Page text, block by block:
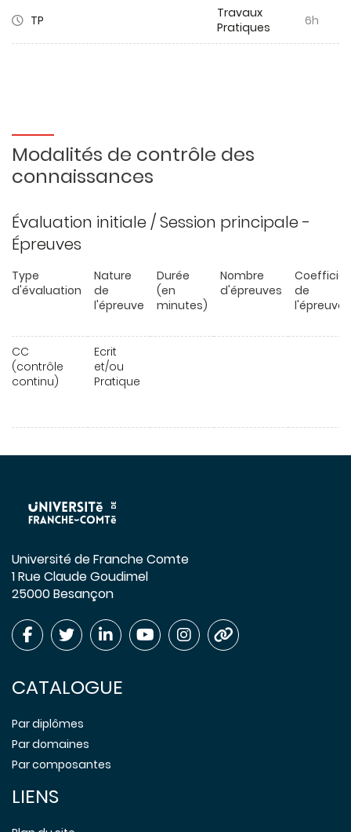
TP
Travaux
Pratiques
6h
Modalités de contrôle des
connaissances
Évaluation initiale / Session principale -
Épreuves
Type
d'évaluation
Nature
de
l'épreuve
Durée
(en
minutes)
Nombre
d'épreuves
de
l'épreuve
CC
(contrôle
continu)
Ecrit
et/ou
Pratique
Université de Franche Comte
1 Rue Claude Goudimel
25000 Besançon
CATALOGUE
Par diplômes
Par domaines
Par composantes
LIENS